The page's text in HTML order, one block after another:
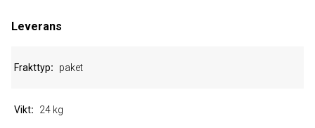
Leverans
Frakttyp paket
Vikt 24 kg